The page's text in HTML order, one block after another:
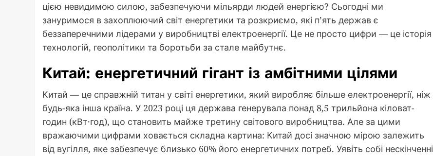
цією невидимою силою, забезпечуючи мільярди людей енергією? Сьогодні ми
зануримося в захоплюючий світ енергетики та розкриємо, які п’ять держав є
беззаперечними лідерами у виробництві електроенергії. Це не просто цифри — це історія
технологій, геополітики та боротьби за стале майбутнє.
Китай: енергетичний гігант із амбітними цілями
Китай — це справжній титан у світі енергетики, який виробляє більше електроенергії, ніж
будь-яка інша країна. У 2023 році ця держава генерувала понад 8,5 трильйона кіловат-
годин (кВт·год), що становить майже третину світового виробництва. Але за цими
вражаючими цифрами ховається складна картина: Китай досі значною мірою залежить
від вугілля, яке забезпечує близько 60% його енергетичних потреб. Уявіть собі нескінченні